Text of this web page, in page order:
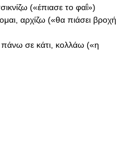
(«έπιασε το φαΐ»)
αρχίζω («θα πιάσει βροχή
σε κάτι, κολλάω («η